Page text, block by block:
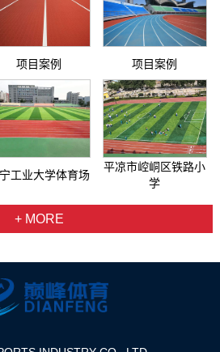
项目案例 项目案例
工业大学体育场
平凉市崆峒区铁路小
学
+ MORE